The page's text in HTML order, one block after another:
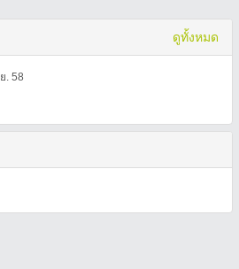
ดูทั้งหมด
. 58